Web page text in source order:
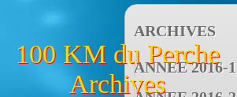
100 KM du Perche
Archives
ARCHIVES
ANNEE 2016-1